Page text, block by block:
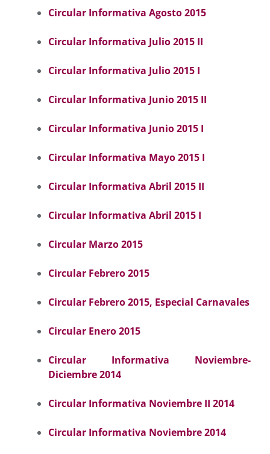
Circular Informativa Agosto 2015
Circular Informativa Julio 2015 II
Circular Informativa Julio 2015 I
Circular Informativa Junio 2015 II
Circular Informativa Junio 2015 I
Circular Informativa Mayo 2015 I
Circular Informativa Abril 2015 II
Circular Informativa Abril 2015 I
Circular Marzo 2015
Circular Febrero 2015
Circular Febrero 2015, Especial Carnavales
Circular Enero 2015
Circular Informativa Noviembre-
Diciembre 2014
Circular Informativa Noviembre II 2014
Circular Informativa Noviembre 2014